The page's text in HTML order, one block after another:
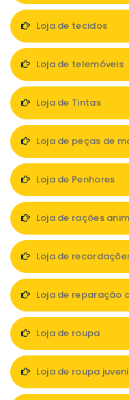
Loja de tecidos
Loja de telemóveis
Loja de Tintas
Loja de peças de
Loja de Penhores
Loja de rações
Loja de
Loja de reparação
Loja de roupa
Loja de roupa